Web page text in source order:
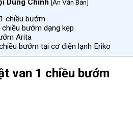
[Ẩn Văn Bản]
chiều bướm
bướm dạng kẹp
Arita
bướm tại cơ điện lạnh Eriko
van 1 chiều bướm